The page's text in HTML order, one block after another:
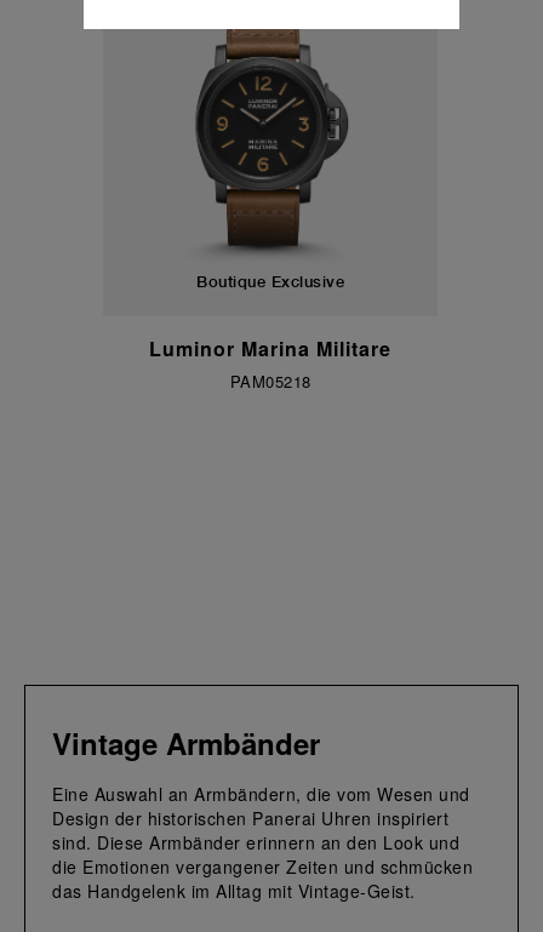
Boutique Exclusive
Luminor Marina Militare
PAM05218
Vintage Armbänder
Eine Auswahl an Armbändern, die vom Wesen und
Design der historischen Panerai Uhren inspiriert
sind. Diese Armbänder erinnern an den Look und
die Emotionen vergangener Zeiten und schmücken
das Handgelenk im Alltag mit Vintage-Geist.
Klicken Sie auf „Alle zulassen“, um Ihr
Einverständnis für die Verwendung der oben
erwähnten Cookies zu geben.
Klicken Sie auf „Nur technische cookies
akzeptieren“, um Ihr Einverständnis zu
geben, dass nur technische Cookies
verwendet werden dürfen.